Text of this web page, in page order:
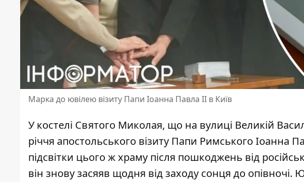
Марка до ювілею візиту Папи Іоанна Павла ІІ в Київ
У костелі Святого Миколая, що на вулиці Великій
річчя апостольського візиту Папи Римського Іоанна
підсвітки цього ж храму після пошкоджень від
він знову засяяв щодня від заходу сонця до опівночі.